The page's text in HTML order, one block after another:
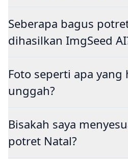
Seberapa bagus
dihasilkan ImgSeed
Foto seperti apa yang
unggah?
Bisakah saya
potret Natal?